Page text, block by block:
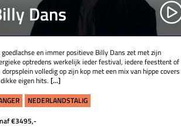
Dans
goedlachse en immer positieve Billy Dans zet met zijn
optredens werkelijk ieder festival, iedere feesttent of
dorpsplein volledig op zijn kop met een mix van hippe covers
eigen hits. [...]
NEDERLANDSTALIG
€3495,-